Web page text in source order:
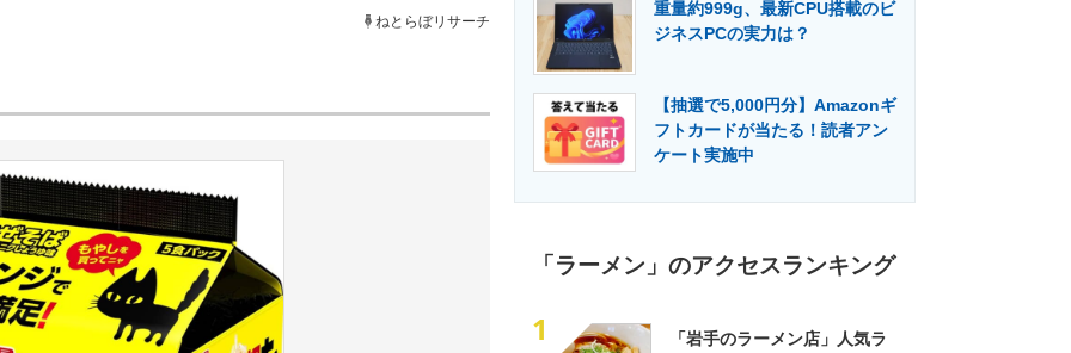
ねとらぼリサーチ
重量約999g、最新CPU搭載のビ
ジネスPCの実力は？
【抽選で5,000円分】Amazonギ
フトカードが当たる！読者アン
ケート実施中
「ラーメン」のアクセスランキング
1
「岩手のラーメン店」人気ラ